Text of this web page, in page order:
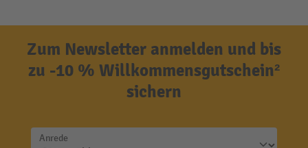
Zum Newsletter anmelden und bis
zu -10 % Willkommensgutschein²
sichern
Anrede